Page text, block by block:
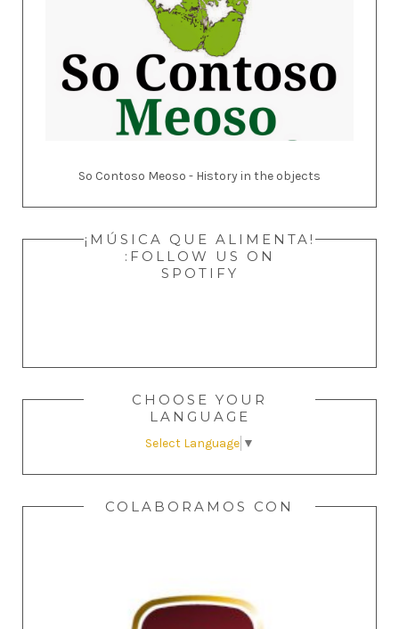
So Contoso Meoso - History in the objects
¡MÚSICA QUE ALIMENTA!
:FOLLOW US ON
SPOTIFY
CHOOSE YOUR
LANGUAGE
Select Language ▼
COLABORAMOS CON